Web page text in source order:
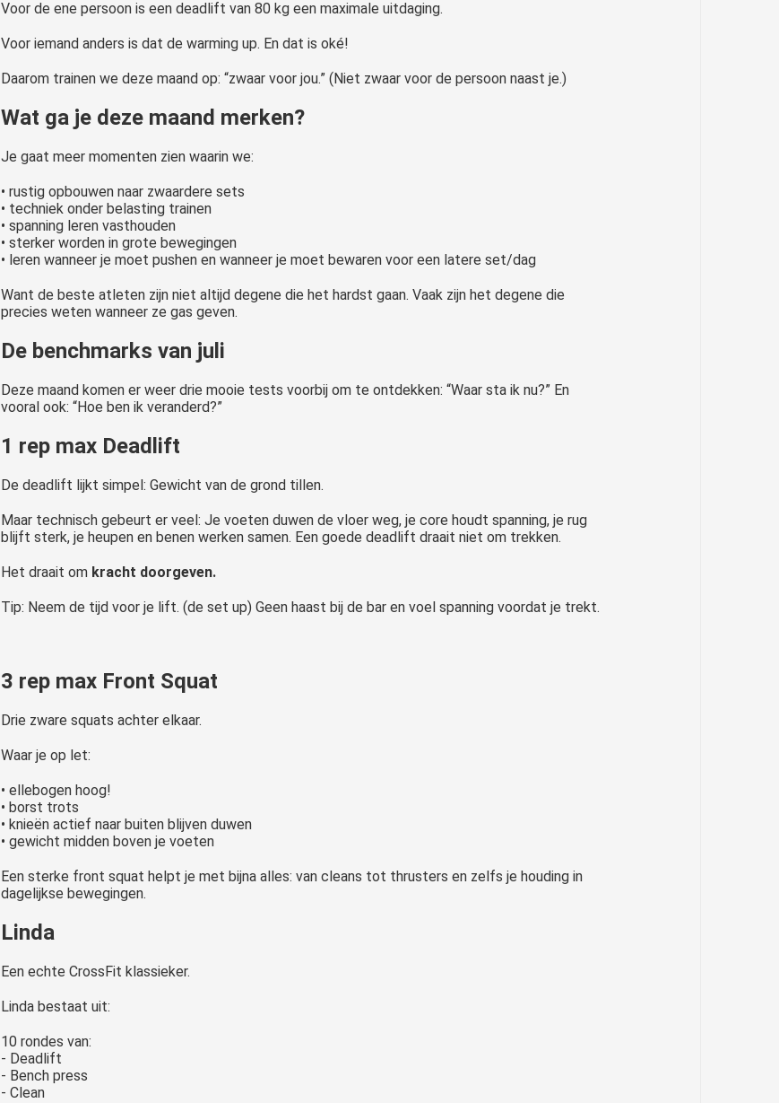
Voor de ene persoon is een deadlift van 80 kg een maximale uitdaging.
Voor iemand anders is dat de warming up. En dat is oké!
Daarom trainen we deze maand op: “zwaar voor jou.” (Niet zwaar voor de persoon naast je.)
Wat ga je deze maand merken?
Je gaat meer momenten zien waarin we:
• rustig opbouwen naar zwaardere sets
• techniek onder belasting trainen
• spanning leren vasthouden
• sterker worden in grote bewegingen
• leren wanneer je moet pushen en wanneer je moet bewaren voor een latere set/dag
Want de beste atleten zijn niet altijd degene die het hardst gaan. Vaak zijn het degene die
precies weten wanneer ze gas geven.
De benchmarks van juli
Deze maand komen er weer drie mooie tests voorbij om te ontdekken: “Waar sta ik nu?” En
vooral ook: “Hoe ben ik veranderd?”
1 rep max Deadlift
De deadlift lijkt simpel: Gewicht van de grond tillen.
Maar technisch gebeurt er veel: Je voeten duwen de vloer weg, je core houdt spanning, je rug
blijft sterk, je heupen en benen werken samen. Een goede deadlift draait niet om trekken.
Het draait om kracht doorgeven.
Tip: Neem de tijd voor je lift. (de set up) Geen haast bij de bar en voel spanning voordat je trekt.
3 rep max Front Squat
Drie zware squats achter elkaar.
Waar je op let:
• ellebogen hoog!
• borst trots
• knieën actief naar buiten blijven duwen
• gewicht midden boven je voeten
Een sterke front squat helpt je met bijna alles: van cleans tot thrusters en zelfs je houding in
dagelijkse bewegingen.
Linda
Een echte CrossFit klassieker.
Linda bestaat uit:
10 rondes van:
- Deadlift
- Bench press
- Clean